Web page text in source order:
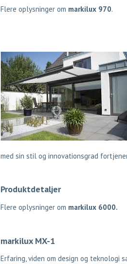
Flere oplysninger om markilux 970.
med sin stil og innovationsgrad
Produktdetaljer
Flere oplysninger om markilux 6000.
markilux MX-1
Erfaring, viden om design og teknologi